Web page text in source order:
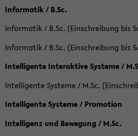
Informatik / B.Sc.
Informatik / B.Sc. (Einschreibung bis
Informatik / B.Sc. (Einschreibung bis
Intelligente Interaktive Systeme /
Intelligente Systeme / M.Sc.
Intelligente Systeme / Promotion
Intelligenz und Bewegung / M.Sc.